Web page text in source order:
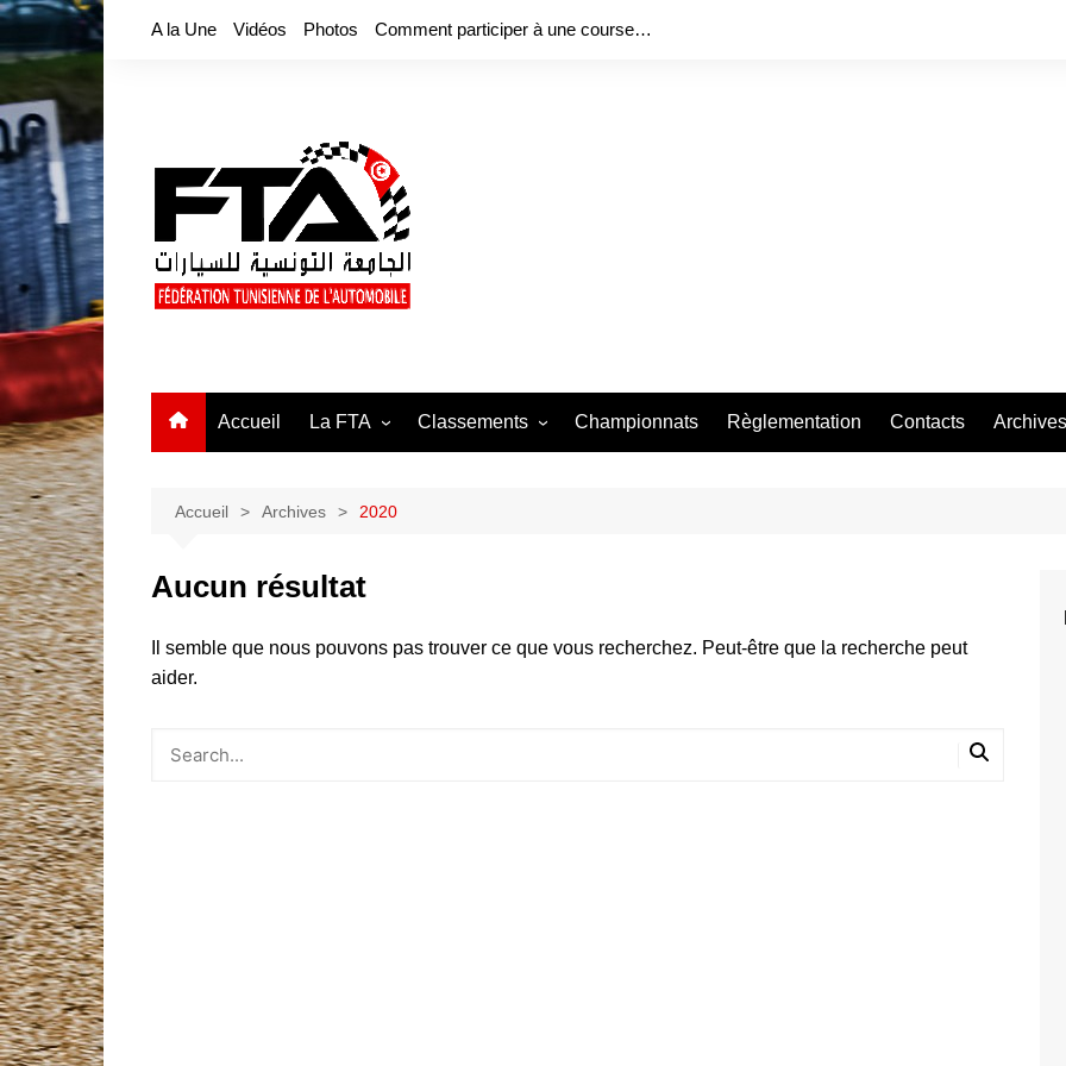
Aller
A la Une Vidéos Photos Comment participer à une course…
Accueil La FTA
Fiche signalétique
Liste des clubs affiliés
Classements Championnats Règlementation Contacts Archives
Accueil Archives 2020
Aucun résultat
Il semble que nous pouvons pas trouver ce que vous recherchez. Peut-être que la recherche peut
aider.
Argus Automobile